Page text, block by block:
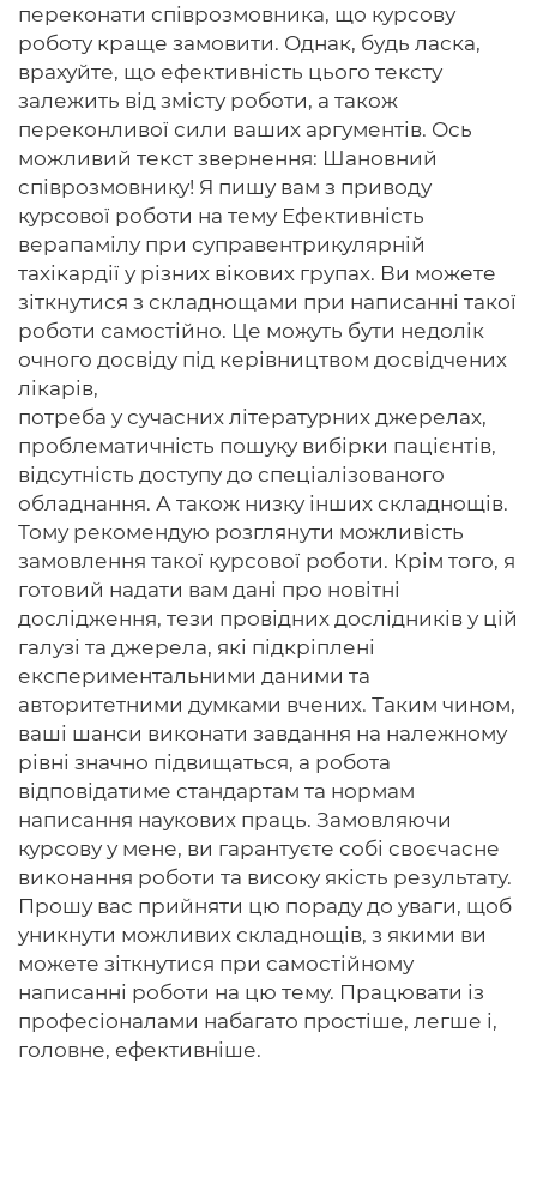
переконати співрозмовника, що курсову
роботу краще замовити. Однак, будь ласка,
врахуйте, що ефективність цього тексту
залежить від змісту роботи, а також
переконливої ​​сили ваших аргументів. Ось
можливий текст звернення: Шановний
співрозмовнику! Я пишу вам з приводу
курсової роботи на тему Ефективність
верапамілу при суправентрикулярній
тахікардії у різних вікових групах. Ви можете
зіткнутися з складнощами при написанні такої
роботи самостійно. Це можуть бути недолік
очного досвіду під керівництвом досвідчених
лікарів,
потреба у сучасних літературних джерелах,
проблематичність пошуку вибірки пацієнтів,
відсутність доступу до спеціалізованого
обладнання. А також низку інших складнощів.
Тому рекомендую розглянути можливість
замовлення такої курсової роботи. Крім того, я
готовий надати вам дані про новітні
дослідження, тези провідних дослідників у цій
галузі та джерела, які підкріплені
експериментальними даними та
авторитетними думками вчених. Таким чином,
ваші шанси виконати завдання на належному
рівні значно підвищаться, а робота
відповідатиме стандартам та нормам
написання наукових праць. Замовляючи
курсову у мене, ви гарантуєте собі своєчасне
виконання роботи та високу якість результату.
Прошу вас прийняти цю пораду до уваги, щоб
уникнути можливих складнощів, з якими ви
можете зіткнутися при самостійному
написанні роботи на цю тему. Працювати із
професіоналами набагато простіше, легше і,
головне, ефективніше.